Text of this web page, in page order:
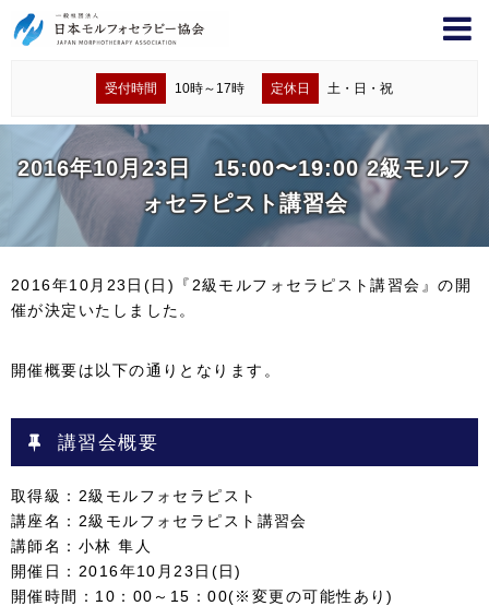
受付時間 10時～17時 定休日 土・日・祝
2016年 10月23日 15:00〜19:00 2級モルフ
ォセラピスト講習会
2016年10月23日(日)『2級モルフォセラピスト講習会』の開
催が決定いたしました。
開催概要は以下の通りとなります。
講習会概要
取得級：2級モルフォセラピスト
講座名：2級モルフォセラピスト講習会
講師名：小林 隼人
開催日：2016年10月23日(日)
開催時間：10：00～15：00(※変更の可能性あり)